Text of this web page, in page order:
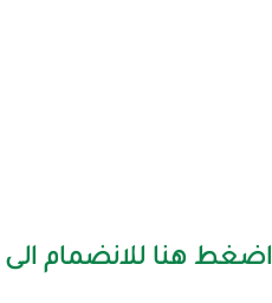
اضغط هنا للانضمام